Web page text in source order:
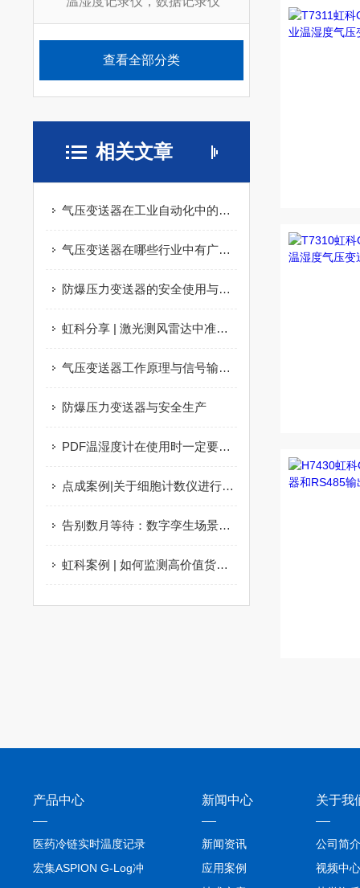
查看全部分类
相关文章
气压变送器在工业自动化中的应用
气压变送器在哪些行业中有广泛应用？
防爆压力变送器的安全使用与维护
虹科分享 | 激光测风雷达中准确监测温度、湿度和气压的重要性
气压变送器工作原理与信号输出方式详解
防爆压力变送器与安全生产
PDF温湿度计在使用时一定要注意这几点
点成案例|关于细胞计数仪进行细胞尺寸的精确测量
告别数月等待：数字孪生场景生成从此进入“日级”时代
虹科案例 | 如何监测高价值货物在物流运输过程中受到的振动和冲击？全面保障货物安全
产品中心
医药冷链实时温度记录
仪TIVE Solo 5G
宏集ASPION G-Log冲
新闻中心
新闻资讯
应用案例
关于我
公司简介
视频中心